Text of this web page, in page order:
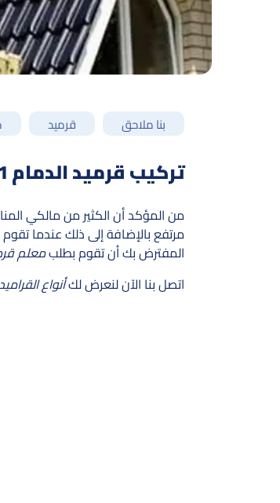
بنا ملاحق قرميد
تركيب قرميد الدمام 0552110691 – مقاول بناء قرميد الشرقية – اسعار قراميد الخبر
من المؤكد أن الكثير من مالكي
مرتفع بالإضافة إلى ذلك عندما تقوم
المفترض بك أن تقوم بطلبمعلم
اتصل بنا الآن لنعرض لكأنواع